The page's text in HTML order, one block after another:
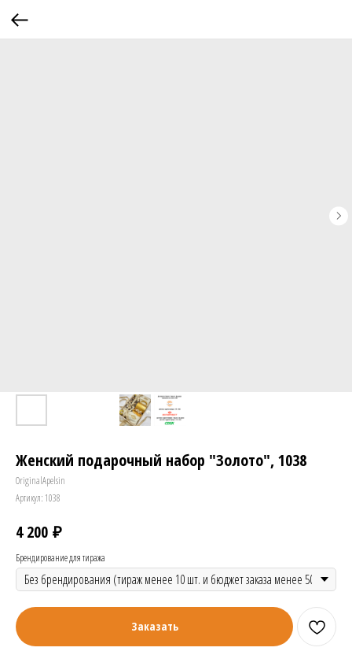
Женский подарочный набор "Золото", 1038
OriginalApelsin
Артикул: 1038
4 200 ₽
Брендирование для тиража
Заказать